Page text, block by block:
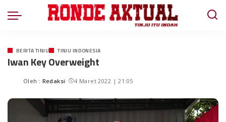
BERITA TINJU TINJU INDONESIA
Iwan Key Overweight
Oleh : Redaksi 4 Maret 2022 | 21:05